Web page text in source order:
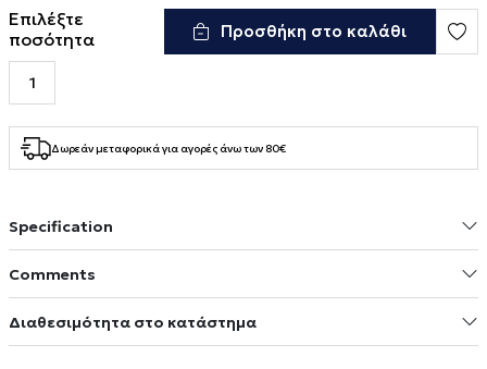
Επιλέξτε
ποσότητα
Προσθήκη στο καλάθι
Δωρεάν μεταφορικά για αγορές άνω των 80€
Specification
Comments
Διαθεσιμότητα στο κατάστημα